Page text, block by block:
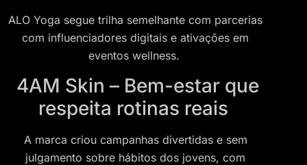
ALO Yoga segue trilha semelhante com parcerias
com influenciadores digitais e ativações em
eventos wellness.
4AM Skin – Bem-estar que
respeita rotinas reais
A marca criou campanhas divertidas e sem
julgamento sobre hábitos dos jovens, com